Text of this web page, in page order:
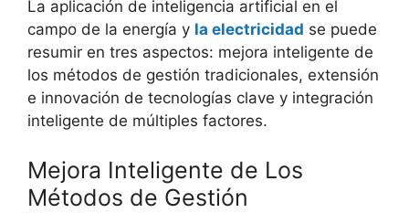
La aplicación de inteligencia artificial en el
campo de la energía y la electricidad se puede
resumir en tres aspectos: mejora inteligente de
los métodos de gestión tradicionales, extensión
e innovación de tecnologías clave y integración
inteligente de múltiples factores.
Mejora Inteligente de Los
Métodos de Gestión